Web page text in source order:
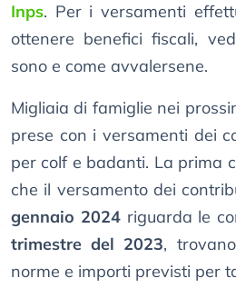
Inps. Per i versamenti
ottenere benefici fiscali,
sono e come avvalersene.
Migliaia di famiglie nei
prese con i versamenti dei
per colf e badanti. La prima
che il versamento dei
gennaio 2024riguarda le
trimestre del 2023,
norme e importi previsti per